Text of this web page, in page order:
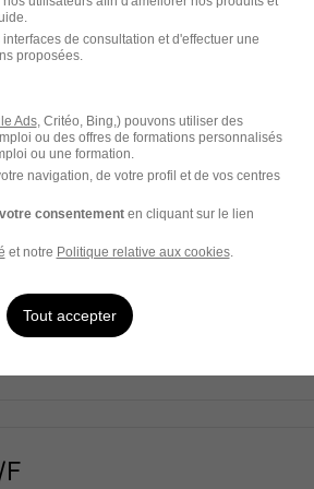
de consultation et d'effectuer une
proposées.
Ads, Critéo, Bing,) pouvons utiliser des
ou des offres de formations personnalisés
ou une formation.
navigation, de votre profil et de vos centres
consentementen cliquant sur le lien
et notre Politique relative aux cookies.
Tout accepter